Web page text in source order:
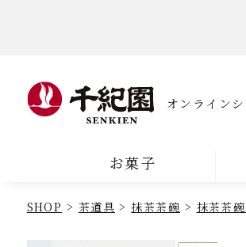
オンライン
お菓子
SHOP 茶道具 抹茶茶碗 抹茶茶